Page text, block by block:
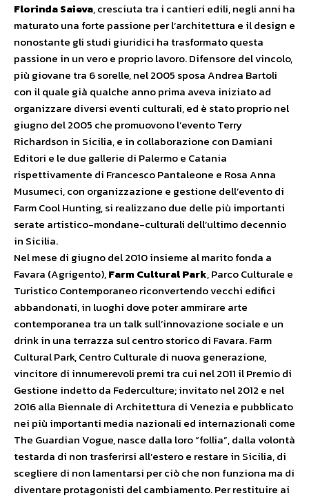
Florinda Saieva, cresciuta tra i cantieri edili, negli anni ha
maturato una forte passione per l’architettura e il design e
nonostante gli studi giuridici ha trasformato questa
passione in un vero e proprio lavoro. Difensore del vincolo,
più giovane tra 6 sorelle, nel 2005 sposa Andrea Bartoli
con il quale già qualche anno prima aveva iniziato ad
organizzare diversi eventi culturali, ed è stato proprio nel
giugno del 2005 che promuovono l’evento Terry
Richardson in Sicilia, e in collaborazione con Damiani
Editori e le due gallerie di Palermo e Catania
rispettivamente di Francesco Pantaleone e Rosa Anna
Musumeci, con organizzazione e gestione dell’evento di
Farm Cool Hunting, si realizzano due delle più importanti
serate artistico-mondane-culturali dell’ultimo decennio
in Sicilia.
Nel mese di giugno del 2010 insieme al marito fonda a
Favara (Agrigento),Farm Cultural Park, Parco Culturale e
Turistico Contemporaneo riconvertendo vecchi edifici
abbandonati, in luoghi dove poter ammirare arte
contemporanea tra un talk sull’innovazione sociale e un
drink in una terrazza sul centro storico di Favara. Farm
Cultural Park, Centro Culturale di nuova generazione,
vincitore di innumerevoli premi tra cui nel 2011 il Premio di
Gestione indetto da Federculture; invitato nel 2012 e nel
2016 alla Biennale di Architettura di Venezia e pubblicato
nei più importanti media nazionali ed internazionali come
The Guardian Vogue, nasce dalla loro “follia”, dalla volontà
testarda di non trasferirsi all’estero e restare in Sicilia, di
scegliere di non lamentarsi per ciò che non funziona ma di
diventare protagonisti del cambiamento. Per restituire ai